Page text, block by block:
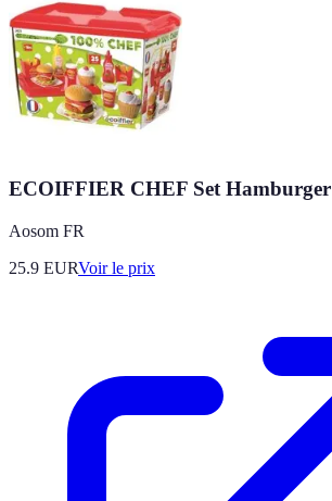
ECOIFFIER CHEF Set Hamburger
Aosom FR
25.9 EURVoir le prix